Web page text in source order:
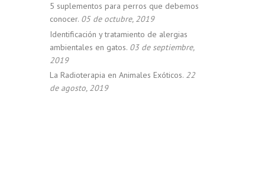
5 suplementos para perros que debemos
conocer. 05 de octubre, 2019
Identificación y tratamiento de alergias
ambientales en gatos. 03 de septiembre,
2019
La Radioterapia en Animales Exóticos. 22
de agosto, 2019